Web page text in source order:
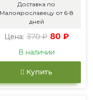
Доставка по
Малоярославецу от 6-8
дней
Цена: 370 ₽ 80 ₽
В наличии
Купить